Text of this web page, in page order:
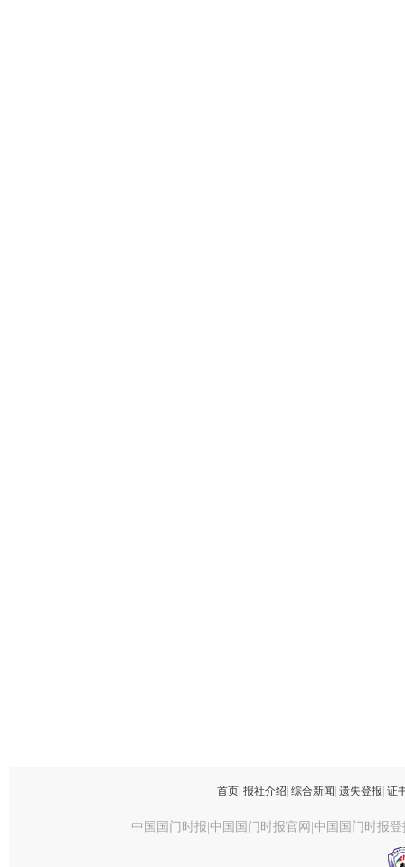
首页| 报社介绍 综合新闻 遗失登报 证
中国国门时报|中国国门时报官网|中国国门时报